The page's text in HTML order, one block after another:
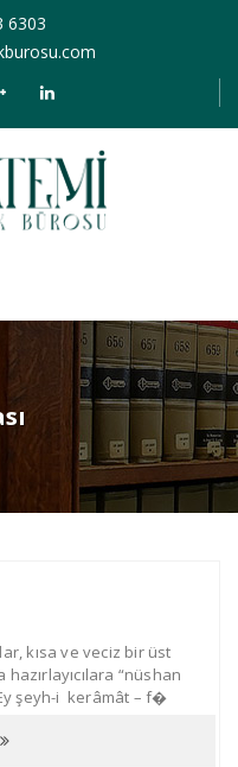
6303
Hukuku
Sınai Haklar
Hukuku
kısa ve veciz bir üst
“nüshan
şeyh-i kerâmât – f�